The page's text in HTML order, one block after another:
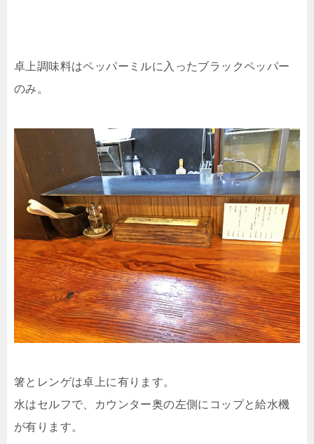
卓上調味料はペッパーミルに入ったブラックペッパー
のみ。
箸とレンゲは卓上に有ります。
水はセルフで、カウンター奥の左側にコップと給水機
が有ります。